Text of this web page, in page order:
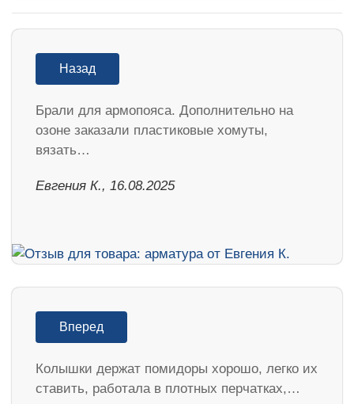
Назад
Брали для армопояса. Дополнительно на
озоне заказали пластиковые хомуты,
вязать…
Евгения К., 16.08.2025
Вперед
Колышки держат помидоры хорошо, легко их
ставить, работала в плотных перчатках,…